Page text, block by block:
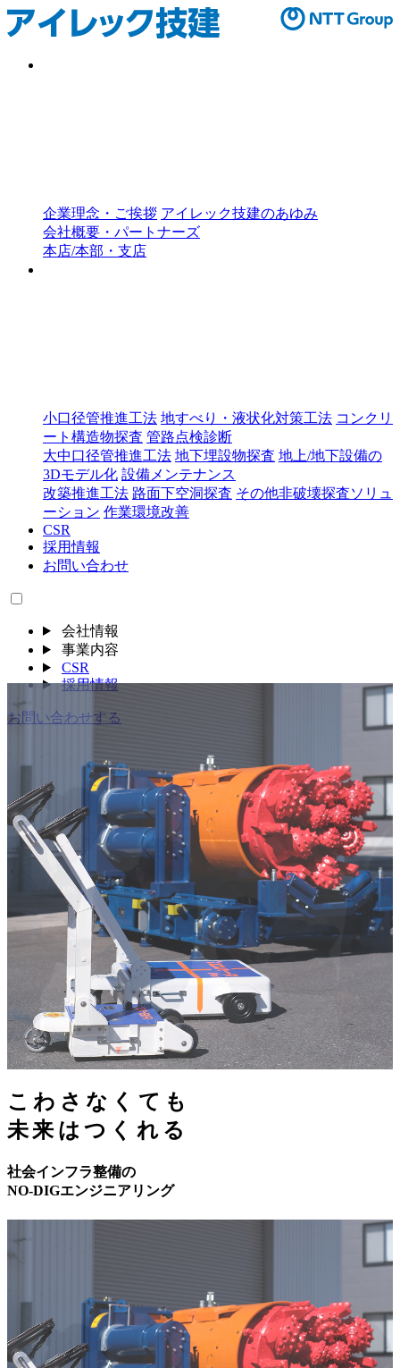
企業理念・ご挨拶 アイレック技建のあゆみ
会社概要・パートナーズ
本店/本部・支店
小口径管推進工法 地すべり・液状化対策工法 コンクリ
ート構造物探査 管路点検診断
大中口径管推進工法 地下埋設物探査 地上/地下設備の
3Dモデル化 設備メンテナンス
改築推進工法 路面下空洞探査 その他非破壊探査ソリュ
ーション 作業環境改善
CSR
採用情報
お問い合わせ
会社情報
事業内容
CSR
採用情報
お問い合わせする
こわさなくても
未来はつくれる
社会インフラ整備の
NO-DIGエンジニアリング